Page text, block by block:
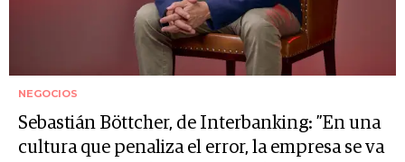
NEGOCIOS
Sebastián Böttcher, de Interbanking: ”En una
cultura que penaliza el error, la empresa se va